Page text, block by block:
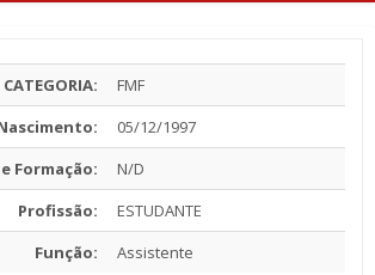
CATEGORIA:
FMF
05/12/1997
Formação:
N/D
Profissão:
ESTUDANTE
Função:
Assistente